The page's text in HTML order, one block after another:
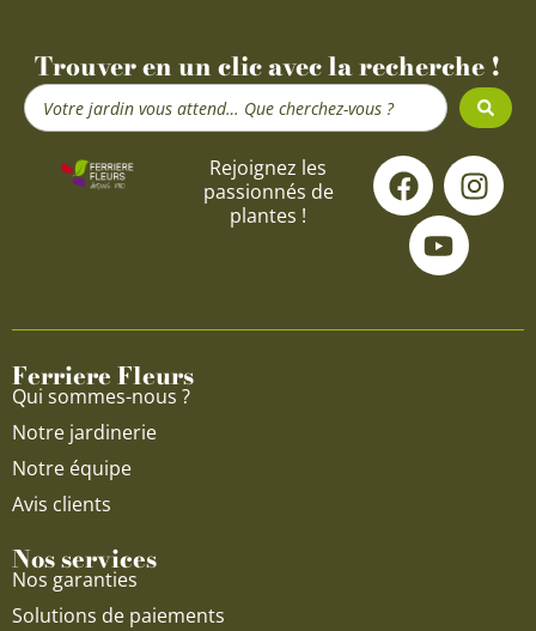
Trouver en un clic avec la recherche !
Search
...
Rejoignez les
passionnés de
plantes !
F
a
c
e
o
I
n
s
g
Y
o
u
t
u
b
Ferriere Fleurs
Qui sommes-nous ?
Notre jardinerie
Notre équipe
Avis clients
Nos services
Nos garanties
Solutions de paiements